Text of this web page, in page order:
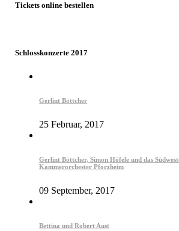
Tickets online bestellen
Schlosskonzerte 2017
Gerlint Böttcher
25 Februar, 2017
Gerlint Böttcher, Simon Höfele und das
Kammerorchester Pforzheim
09 September, 2017
Bettina und Robert Aust